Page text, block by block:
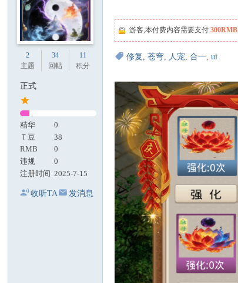
2
主题
34
回帖
11
积分
正式
精华
0
Ｔ豆
38
RMB
0
违规
0
注册时间 2025-7-15
收听TA 发消息
游客,本付费内容需要支付300RMB
修复 ,苍穹, 人宠,合一,ui